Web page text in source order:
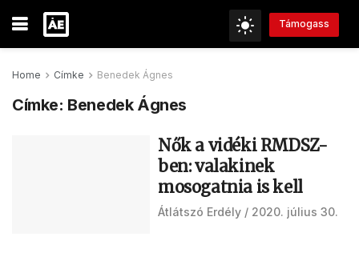
Támogass
Home Címke Benedek Ágnes
Címke: Benedek Ágnes
Nők a vidéki RMDSZ-
ben: valakinek
mosogatnia is kell
Átlátszó Erdély 2020. július 30.